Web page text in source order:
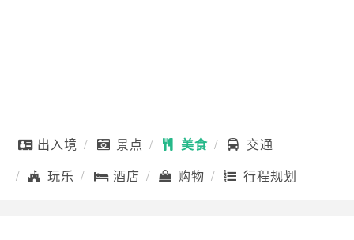
出入境 景点 美食
交通
玩乐
酒店 购物 行程规划